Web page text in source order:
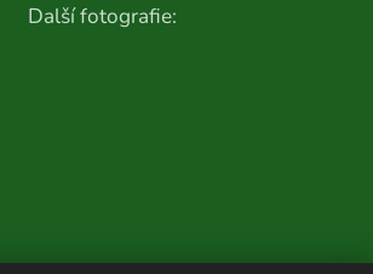
Další fotografie: